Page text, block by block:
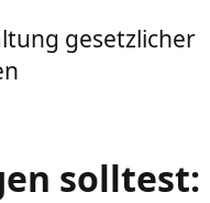
gesetzlicher
solltest: